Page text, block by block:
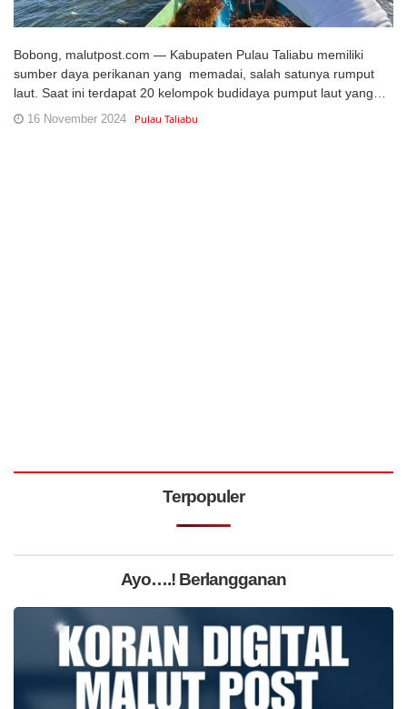
Bobong, malutpost.com — Kabupaten Pulau Taliabu memiliki
sumber daya perikanan yang memadai, salah satunya rumput
laut. Saat ini terdapat 20 kelompok budidaya pumput laut yang…
16 November 2024 Pulau Taliabu
Terpopuler
Ayo….! Berlangganan